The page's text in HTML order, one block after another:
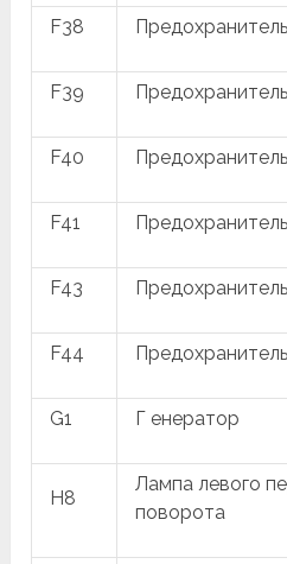
F38 Предохранитель
F39 Предохранитель
F40 Предохранитель
F41 Предохранитель
F43 Предохранитель
F44 Предохранитель
G1 Г енератор
H8
Лампа левого
поворота